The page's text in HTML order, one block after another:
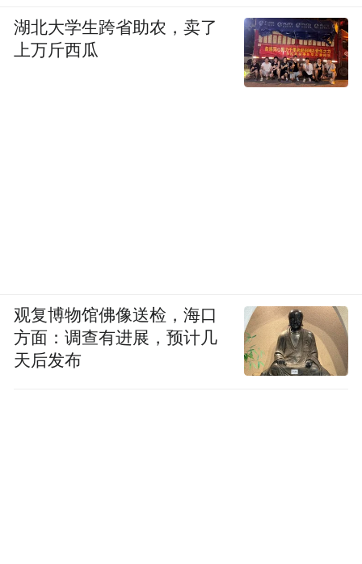
湖北大学生跨省助农，卖了
上万斤西瓜
观复博物馆佛像送检，海口
方面：调查有进展，预计几
天后发布